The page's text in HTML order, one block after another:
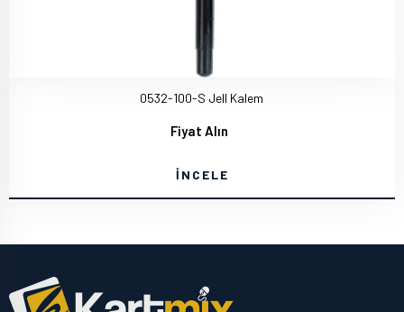
0532-100-S Jell Kalem
Fiyat Alın
İNCELE